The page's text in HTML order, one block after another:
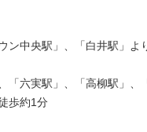
ン中央駅」、「白井駅」
「六実駅」、「高柳駅」
歩約1分